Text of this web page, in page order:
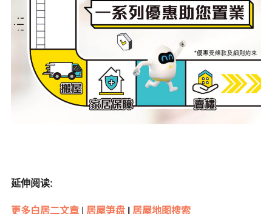
延伸阅读:
更多白居二文章| 居屋笋盘 居屋地图搜索